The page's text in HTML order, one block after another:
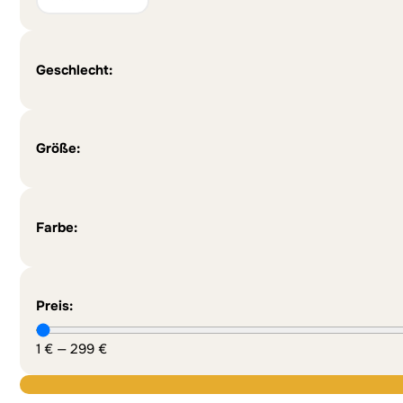
Geschlecht:
Größe:
Farbe:
Preis:
1 €— 299 €